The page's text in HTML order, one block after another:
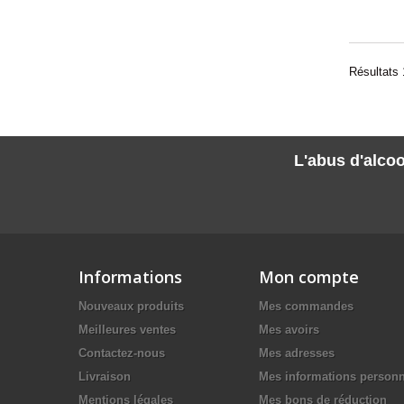
Résultats
L'abus
Informations
Nouveaux produits
Meilleures ventes
Contactez-nous
Livraison
Mentions légales
Mon compte
Mes commandes
Mes avoirs
Mes adresses
Mes informations
Mes bons de réduction